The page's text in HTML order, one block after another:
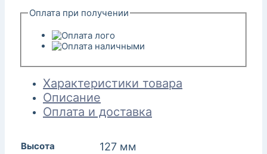
Оплата при получении
Характеристики товара
Описание
Оплата и доставка
Высота 127 мм